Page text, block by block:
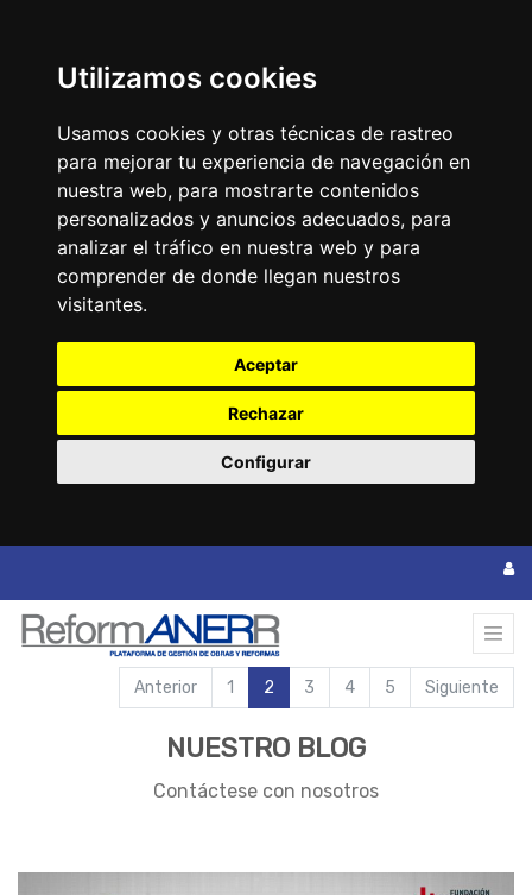
Utilizamos cookies
Usamos cookies y otras técnicas de rastreo
para mejorar tu experiencia de navegación en
nuestra web, para mostrarte contenidos
personalizados y anuncios adecuados, para
analizar el tráfico en nuestra web y para
comprender de donde llegan nuestros
visitantes.
Aceptar
Rechazar
Configurar
Anterior 1 2 3 4 5 Siguiente
NUESTRO BLOG
Contáctese con nosotros